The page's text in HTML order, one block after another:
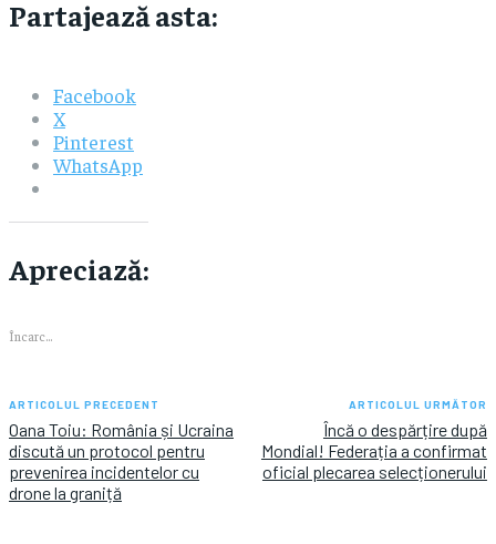
Partajează asta:
Facebook
X
Pinterest
WhatsApp
Apreciază:
Încarc...
ARTICOLUL PRECEDENT
Oana Toiu: România și Ucraina
discută un protocol pentru
prevenirea incidentelor cu
drone la graniță
ARTICOLUL URMĂTOR
Încă o despărțire după
Mondial! Federația a confirmat
oficial plecarea selecționerului